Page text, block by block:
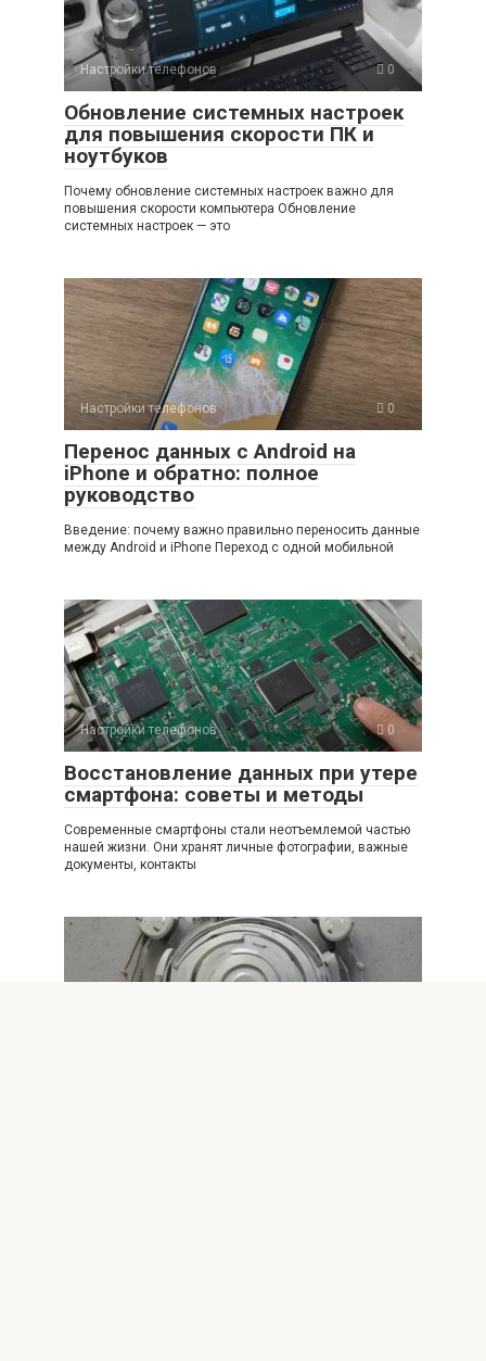
Настройки телефонов 0
Обновление системных настроек
для повышения скорости ПК и
ноутбуков
Почему обновление системных настроек важно для
повышения скорости компьютера Обновление
системных настроек — это
Настройки телефонов 0
Перенос данных с Android на
iPhone и обратно: полное
руководство
Введение: почему важно правильно переносить данные
между Android и iPhone Переход с одной мобильной
Настройки телефонов 0
Восстановление данных при утере
смартфона: советы и методы
Современные смартфоны стали неотъемлемой частью
нашей жизни. Они хранят личные фотографии, важные
документы, контакты